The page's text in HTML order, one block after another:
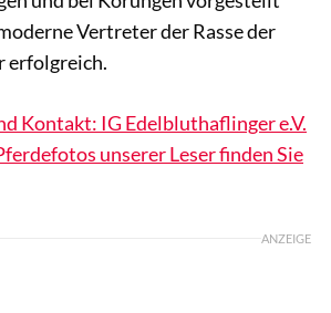
Vertreter der Rasse der
erfolgreich.
Kontakt: IG Edelbluthaflinger e.V.
unserer Leser finden Sie
ANZEIGE